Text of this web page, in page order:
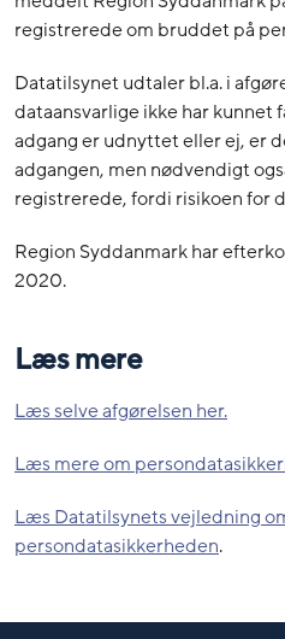
registrerede om bruddet på
Datatilsynet udtaler bl.a. i
dataansvarlige ikke har kunnet
adgang er udnyttet eller ej, er
adgangen, men nødvendigt
registrerede, fordi risikoen for
Region Syddanmark har
2020.
Læs mere
Læs selve afgørelsen her.
Læs mere om
Læs Datatilsynets vejledning
persondatasikkerheden.